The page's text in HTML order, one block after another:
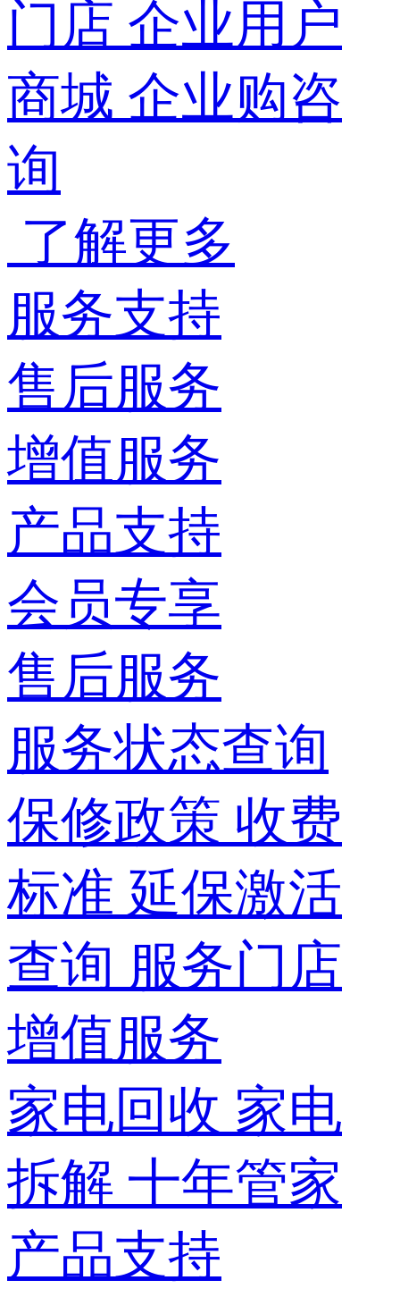
门店 企业用户
商城 企业购咨
询
了解更多
服务支持
售后服务
增值服务
产品支持
会员专享
售后服务
服务状态查询
保修政策 收费
标准 延保激活
查询 服务门店
增值服务
家电回收 家电
拆解 十年管家
产品支持